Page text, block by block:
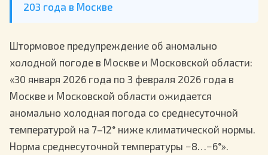
203 года в Москве
Штормовое предупреждение об аномально
холодной погоде в Москве и Московской области:
«30 января 2026 года по 3 февраля 2026 года в
Москве и Московской области ожидается
аномально холодная погода со среднесуточной
температурой на 7–12° ниже климатической нормы.
Норма среднесуточной температуры −8…−6°».